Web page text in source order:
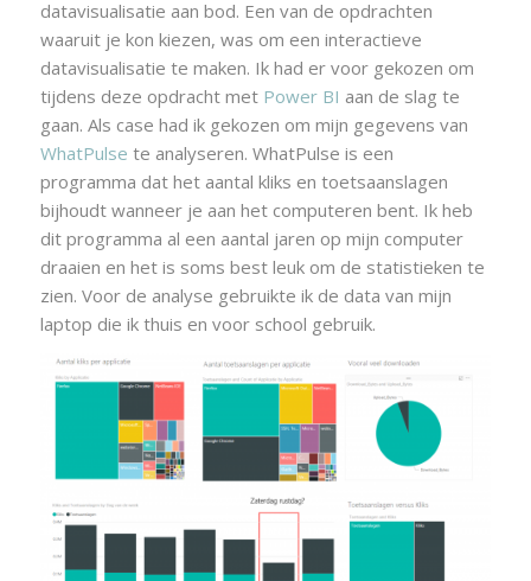
datavisualisatie aan bod. Een van de opdrachten
waaruit je kon kiezen, was om een interactieve
datavisualisatie te maken. Ik had er voor gekozen om
tijdens deze opdracht met Power BI aan de slag te
gaan. Als case had ik gekozen om mijn gegevens van
WhatPulse te analyseren. WhatPulse is een
programma dat het aantal kliks en toetsaanslagen
bijhoudt wanneer je aan het computeren bent. Ik heb
dit programma al een aantal jaren op mijn computer
draaien en het is soms best leuk om de statistieken te
zien. Voor de analyse gebruikte ik de data van mijn
laptop die ik thuis en voor school gebruik.